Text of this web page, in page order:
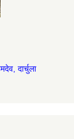
दार्चुला